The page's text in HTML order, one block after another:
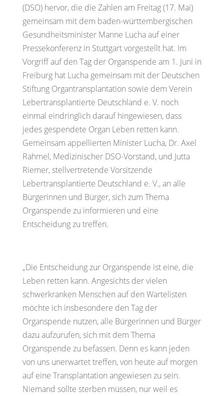
(DSO) hervor, die die Zahlen am Freitag (17. Mai)
gemeinsam mit dem baden-württembergischen
Gesundheitsminister Manne Lucha auf einer
Pressekonferenz in Stuttgart vorgestellt hat. Im
Vorgriff auf den Tag der Organspende am 1. Juni in
Freiburg hat Lucha gemeinsam mit der Deutschen
Stiftung Organtransplantation sowie dem Verein
Lebertransplantierte Deutschland e. V. noch
einmal eindringlich darauf hingewiesen, dass
jedes gespendete Organ Leben retten kann.
Gemeinsam appellierten Minister Lucha, Dr. Axel
Rahmel, Medizinischer DSO-Vorstand, und Jutta
Riemer, stellvertretende Vorsitzende
Lebertransplantierte Deutschland e. V., an alle
Bürgerinnen und Bürger, sich zum Thema
Organspende zu informieren und eine
Entscheidung zu treffen.
„Die Entscheidung zur Organspende ist eine, die
Leben retten kann. Angesichts der vielen
schwerkranken Menschen auf den Wartelisten
möchte ich insbesondere den Tag der
Organspende nutzen, alle Bürgerinnen und Bürger
dazu aufzurufen, sich mit dem Thema
Organspende zu befassen. Denn es kann jeden
von uns unerwartet treffen, von heute auf morgen
auf eine Transplantation angewiesen zu sein.
Niemand sollte sterben müssen, nur weil es